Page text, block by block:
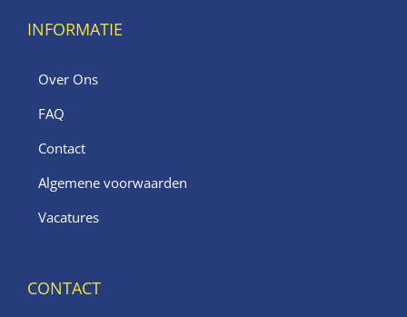
INFORMATIE
Over Ons
FAQ
Contact
Algemene voorwaarden
Vacatures
CONTACT